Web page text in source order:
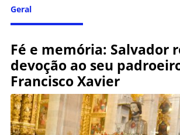
Geral
Fé e memória: Salvador
devoção ao seu
Francisco Xavier